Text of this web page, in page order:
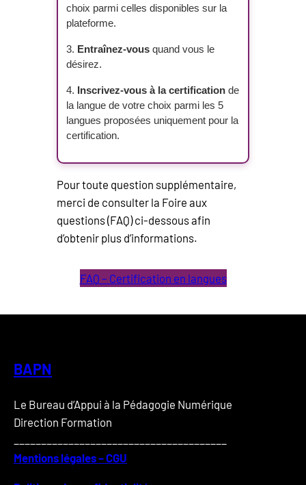
choix parmi celles disponibles sur la
plateforme.
Entraînez-vousquand vous le
désirez.
Inscrivez-vous à la certificationde
la langue de votre choix parmi les 5
langues proposées uniquement pour la
certification.
Pour toute question supplémentaire,
merci de consulter la Foire aux
questions (FAQ) ci-dessous afin
d’obtenir plus d’informations.
FAQ – Certification en langues
BAPN
Le Bureau d’Appui à la Pédagogie Numérique
Direction Formation
Mentions légales – CGU